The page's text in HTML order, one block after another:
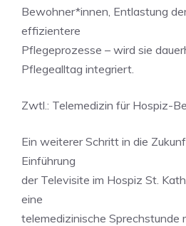
Bewohner*innen, Entlastung
effizientere
Pflegeprozesse – wird sie
Pflegealltag integriert.
Zwtl.: Telemedizin für Hospiz-
Ein weiterer Schritt in die
Einführung
der Televisite im Hospiz St.
eine
telemedizinische Sprechstunde